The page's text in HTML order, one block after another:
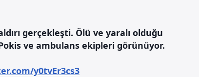
gerçekleşti. Ölü ve yaralı olduğu
ve ambulans ekipleri görünüyor.
y0tvEr3cs3